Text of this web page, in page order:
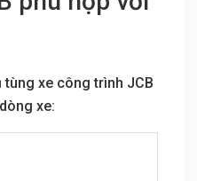
xe công trình JCB
xe: